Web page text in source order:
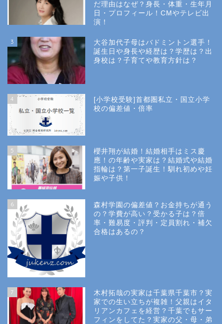
だ理由はなぜ？身長・体重・生年月
日・プロフィール！CMやテレビ出
演！
3
大谷加代子母はバドミントン選手！
誕生日や身長や経歴は？学歴は？出
身校は？子育てや教育方針は？
4
[小学校受験]首都圏私立・国立小学
校の偏差値・倍率
5
櫻井翔が結婚！結婚相手はミス慶
應！の年齢や実家は？結婚式や結婚
指輪は？第一子誕生！馴れ初めや妊
娠や子供！
6
森村学園の偏差値？お金持ちが通う
の？学費が高い？受かる子は？倍
率・難易度・評判・定員割れ・補欠
合格はあるの？
7
木村拓哉の実家は千葉県千葉市？実
家での生い立ちが複雑！父親はイタ
リアンカフェを経営？千葉でもサー
フィンをしてた？実家の父・母・弟
Privacy Policy